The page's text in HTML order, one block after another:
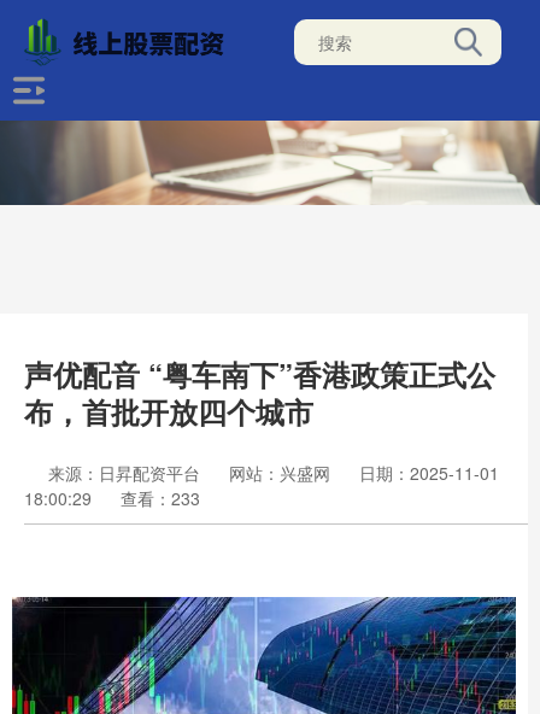
声优配音 “粤车南下”香港政策正式公
布，首批开放四个城市
来源：日昇配资平台 网站：兴盛网
日期：2025-11-01
18:00:29
查看：233